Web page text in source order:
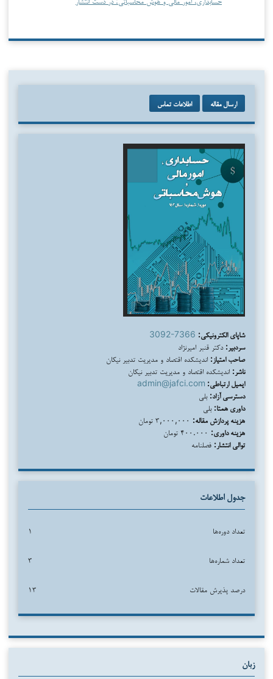
ارسال مقاله اطلاعات تماس
شاپای الکترونیکی: 3092-7366
سردبیر: دکتر قنبر امیرنژاد
صاحب امتیاز: اندیشکده اقتصاد و مدیریت تدبیر نیکان
ناشر: اندیشکده اقتصاد و مدیریت تدبیر نیکان
ایمیل ارتباطی: admin@jafci.com
دسترسی آزاد: بلی
داوری همتا: بلی
هزینه پردازش مقاله:
هزینه داوری:
توالی انتشار: فصلنامه
جدول اطلاعات
تعداد دوره‌ها ۱
تعداد شماره‌ها ۳
درصد پذیرش مقالات ۱۳
زبان